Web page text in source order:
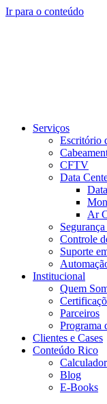
Ir para o conteúdo
Serviços
Escritório
CFTV
Data
Ar
Controle
Suporte
Institucional
Quem
Parceiros
Programa
Clientes e Cases
Conteúdo Rico
Blog
E-Books